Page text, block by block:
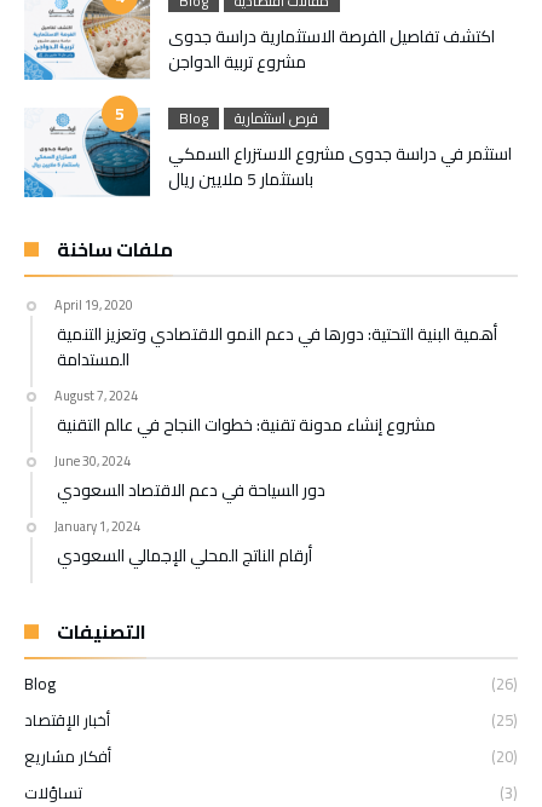
اكتشف تفاصيل الفرصة الاستثمارية دراسة جدوى
مشروع تربية الدواجن
Blog فرص استثمارية
استثمر في دراسة جدوى مشروع الاستزراع السمكي
باستثمار 5 ملايين ريال
ملفات ساخنة
April 19, 2020
أهمية البنية التحتية: دورها في دعم النمو الاقتصادي وتعزيز التنمية
المستدامة
August 7, 2024
مشروع إنشاء مدونة تقنية: خطوات النجاح في عالم التقنية
June 30, 2024
دور السياحة في دعم الاقتصاد السعودي
January 1, 2024
أرقام الناتج المحلي الإجمالي السعودي
التصنيفات
Blog
(26)
أخبار الإقتصاد
(25)
أفكار مشاريع
(20)
تساؤلات
(3)